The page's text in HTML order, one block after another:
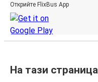
Открийте FlixBus App
На тази страница